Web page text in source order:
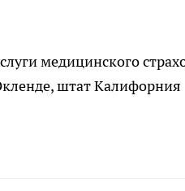
медицинского
штат Калифорния